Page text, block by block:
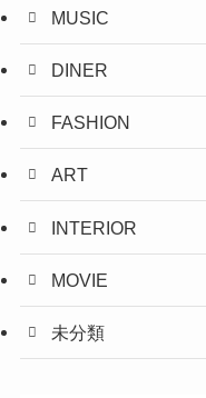
MUSIC
DINER
FASHION
ART
INTERIOR
MOVIE
未分類